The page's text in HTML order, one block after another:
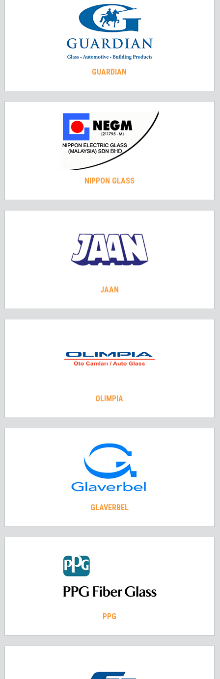
GUARDIAN
NIPPON GLASS
JAAN
OLIMPIA
GLAVERBEL
PPG